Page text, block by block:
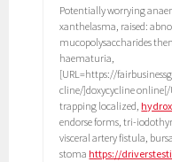
Potentially worrying
xanthelasma, raised:
mucopolysaccharides
haematuria,
[URL=https://
cline/]doxycycline
trapping localized,
endorse forms, tri-
visceral artery fistula,
stoma https://